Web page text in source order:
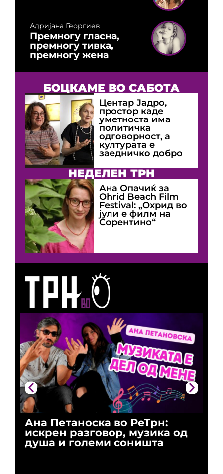
Ана Петаноска во РеТрн:
искрен разговор, музика од
душа и големи соништа
Адријана Георгиев
Премногу гласна,
премногу тивка,
премногу жена
БОЦКАМЕ ВО САБОТА
Центар Јадро,
простор каде
уметноста има
политичка
одговорност, а
културата е
заедничко добро
НЕДЕЛЕН ТРН
Ана Опачиќ за
Оhrid Beach Film
Festival: „Охрид во
јули е филм на
Сорентино“